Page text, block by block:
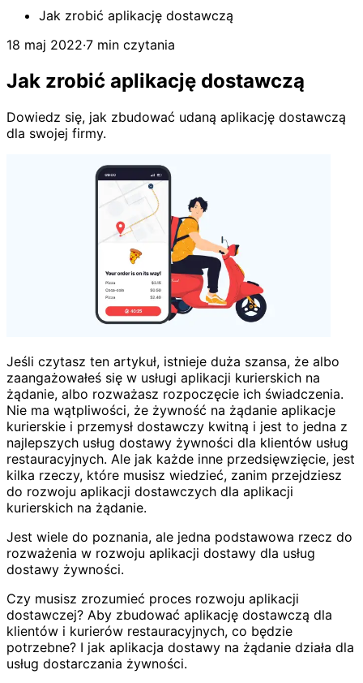
Jak zrobić aplikację dostawczą
18 maj 2022·7 min czytania
Jak zrobić aplikację dostawczą
Dowiedz się, jak zbudować udaną aplikację dostawczą
dla swojej firmy.
Jeśli czytasz ten artykuł, istnieje duża szansa, że albo
zaangażowałeś się w usługi aplikacji kurierskich na
żądanie, albo rozważasz rozpoczęcie ich świadczenia.
Nie ma wątpliwości, że żywność na żądanie aplikacje
kurierskie i przemysł dostawczy kwitną i jest to jedna z
najlepszych usług dostawy żywności dla klientów usług
restauracyjnych. Ale jak każde inne przedsięwzięcie, jest
kilka rzeczy, które musisz wiedzieć, zanim przejdziesz
do rozwoju aplikacji dostawczych dla aplikacji
kurierskich na żądanie.
Jest wiele do poznania, ale jedna podstawowa rzecz do
rozważenia w rozwoju aplikacji dostawy dla usług
dostawy żywności.
Czy musisz zrozumieć proces rozwoju aplikacji
dostawczej? Aby zbudować aplikację dostawczą dla
klientów i kurierów restauracyjnych, co będzie
potrzebne? I jak aplikacja dostawy na żądanie działa dla
usług dostarczania żywności.